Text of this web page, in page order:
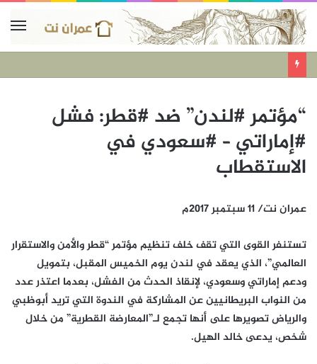
“مؤتمر #لندن” ضد #قطر: فشل
#إماراتي – #سعودي في
الاستقطاب
عمران نت/ 11 سبتمبر 2017م
تستنفر القوى التي تقف خلف تنظيم مؤتمر “قطر والأمن والاستقرار
العالمي”، الذي يعقد في لندن يوم الخميس المقبل، بتمويل
ودعم إماراتي وسعودي، لإنقاذ الحدث من الفشل، بعدما اعتذر عدد
من النواب البريطانيين عن المشاركة في الندوة التي تريد أبوظبي
والرياض تصويرها على أنها تجمع لـ”المعارضة القطرية” من خلال
شخص، يدعى خالد الهيل.